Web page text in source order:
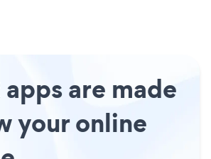
are made
your online